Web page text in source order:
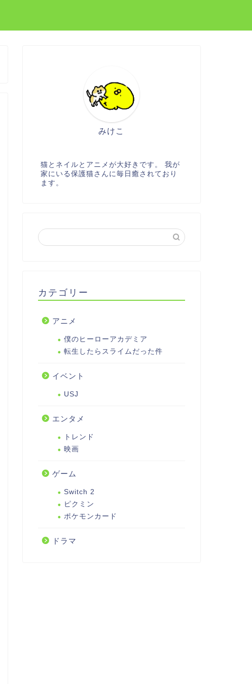
みけこ
猫とネイルとアニメが大好きです。 我が
家にいる保護猫さんに毎日癒されており
ます。
カテゴリー
アニメ
僕のヒーローアカデミア
転生したらスライムだった件
イベント
USJ
エンタメ
トレンド
映画
ゲーム
Switch 2
ピクミン
ポケモンカード
ドラマ